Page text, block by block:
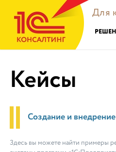
Для
Кейсы
Создание и
Здесь вы можете найти примеры